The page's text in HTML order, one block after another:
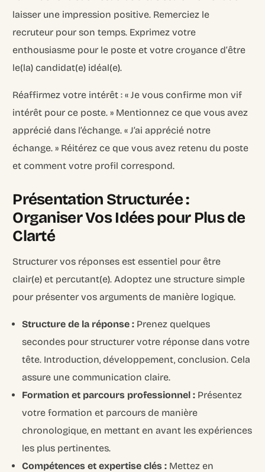
laisser une impression positive. Remerciez le
recruteur pour son temps. Exprimez votre
enthousiasme pour le poste et votre croyance d’être
le(la) candidat(e) idéal(e).
Réaffirmez votre intérêt : « Je vous confirme mon vif
intérêt pour ce poste. » Mentionnez ce que vous avez
apprécié dans l’échange. « J’ai apprécié notre
échange. » Réitérez ce que vous avez retenu du poste
et comment votre profil correspond.
Présentation Structurée :
Organiser Vos Idées pour Plus de
Clarté
Structurer vos réponses est essentiel pour être
clair(e) et percutant(e). Adoptez une structure simple
pour présenter vos arguments de manière logique.
Structure de la réponse : Prenez quelques
secondes pour structurer votre réponse dans votre
tête. Introduction, développement, conclusion. Cela
assure une communication claire.
Formation et parcours professionnel : Présentez
votre formation et parcours de manière
chronologique, en mettant en avant les expériences
les plus pertinentes.
Compétences et expertise clés : Mettez en